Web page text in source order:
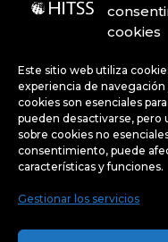
cookies
Este sitio web utiliza
experiencia de navegación
cookies son esenciales
pueden desactivarse, pero
sobre cookies no
consentimiento, puede
características y funciones.
Gestionar los servicios
Código de Ética
Avisos de privacidad
Políticas
Uso de Cookies: